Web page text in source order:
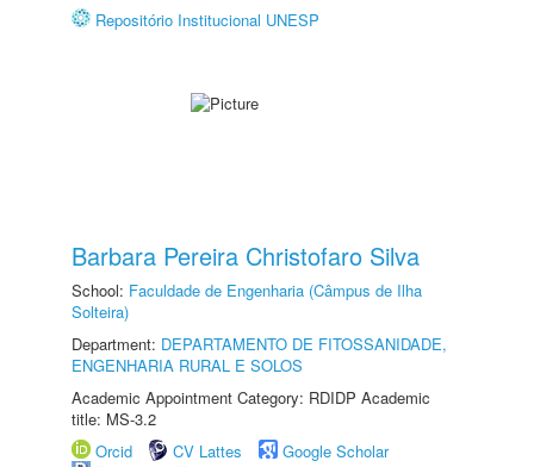
Repositório Institucional UNESP
Barbara Pereira Christofaro Silva
School: Faculdade de Engenharia (Câmpus de Ilha
Solteira)
Department: DEPARTAMENTO DE FITOSSANIDADE,
ENGENHARIA RURAL E SOLOS
Academic Appointment Category: RDIDP Academic
title: MS-3.2
Orcid
CV Lattes
Google Scholar